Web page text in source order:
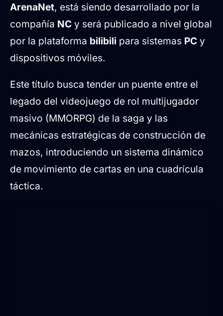
Soporte comunitario y
retroalimentación
ArenaNet, está siendo desarrollado por la
compañía NC y será publicado a nivel global
por la plataforma bilibili para sistemas PC y
dispositivos móviles.
Este título busca tender un puente entre el
legado del videojuego de rol multijugador
masivo (MMORPG) de la saga y las
mecánicas estratégicas de construcción de
mazos, introduciendo un sistema dinámico
de movimiento de cartas en una cuadrícula
táctica.